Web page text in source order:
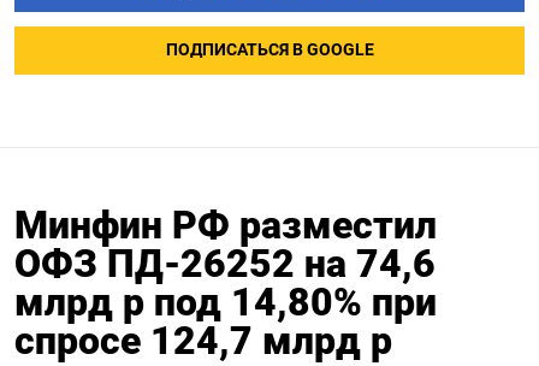
ПОДПИСАТЬСЯ В GOOGLE
Минфин РФ разместил
ОФЗ ПД-26252 на 74,6
млрд р под 14,80% при
спросе 124,7 млрд р